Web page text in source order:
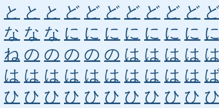
と と と ど ど ど ど ど ど ど
な な な に に に に に に に
ね の の の の の は は は は
は は は は は は は は は は
ひ ひ ひ ひ ひ ひ ひ ひ ひ ひ